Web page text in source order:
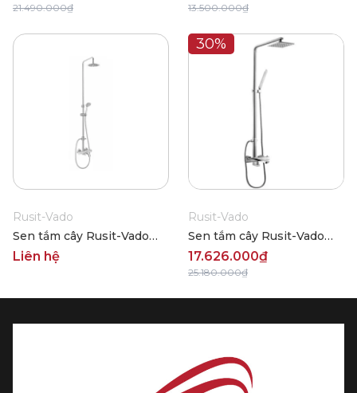
21.490.000₫ 13.500.000₫
Rusit-Vado
Sen tắm cây Rusit-Vado
R686T867
Liên hệ
30%
Rusit-Vado
Sen tắm cây Rusit-Vado
R686T868
17.626.000₫
25.180.000₫